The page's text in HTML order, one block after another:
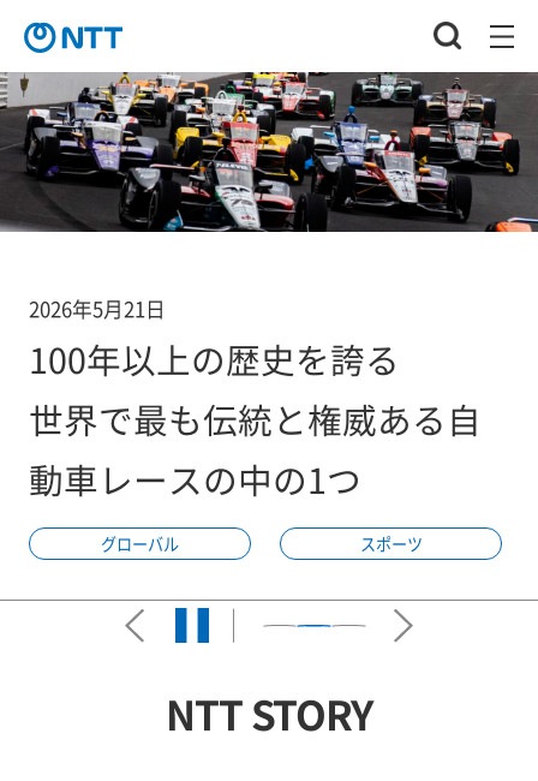
2026年5月21日
100年以上の歴史を誇る
世界で最も伝統と権威ある自
動車レースの中の1つ
グローバル スポーツ
NTT STORY